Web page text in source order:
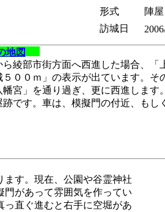
地図
形式
陣屋
訪城日
綾部市街方面へ西進した場合、
００ｍ」の表示が出ています。
宮」を通り過ぎ、更に西進しま
です。車は、模擬門の付近、も
ます。現在、公園や谷霊神社
門があって雰囲気を作ってい
っ直ぐ進むと右手に空堀があ